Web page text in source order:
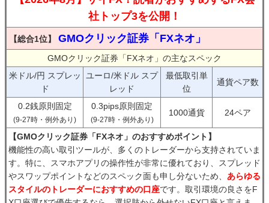
社トップ3を公開！
【総合1位】 GMOクリック証券「FXネオ」
GMOクリック証券「FXネオ」の主なスペック
米ドル/円 スプレッ
ド
ユーロ/米ドル スプ
レッド
最低取引単
位
通貨ペア数
0.2銭原則固定
(9-27時・例外あり)
0.3pips原則固定
(9-27時・例外あり)
1000通貨 24ペア
【GMOクリック証券「FXネオ」のおすすめポイント】
機能性の高い取引ツールが、多くのトレーダーから支持されていま
す。特に、スマホアプリの操作性が非常に優れており、スプレッド
やスワップポイントなどのスペック面も申し分ないため、 あらゆる
スタイルのトレーダーにおすすめの口座です。取引環境の良さをF